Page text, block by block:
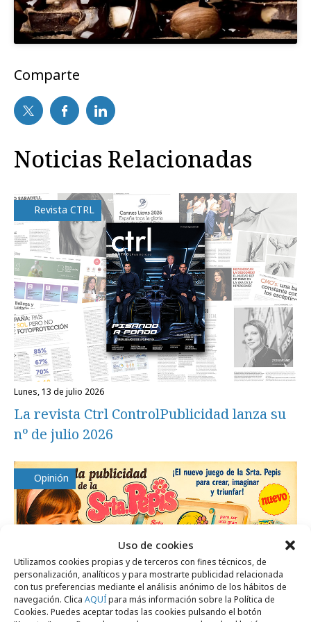
Uso de cookies
Utilizamos cookies propias y de terceros con fines técnicos, de
personalización, analíticos y para mostrarte publicidad relacionada
con tus preferencias mediante el análisis anónimo de los hábitos de
navegación. Clica AQUÍpara más información sobre la Política de
Cookies. Puedes aceptar todas las cookies pulsando el botón
Comparte
Noticias Relacionadas
Revista CTRL
lunes, 13 de julio 2026
La revista Ctrl ControlPublicidad lanza su
nº de julio 2026
Opinión